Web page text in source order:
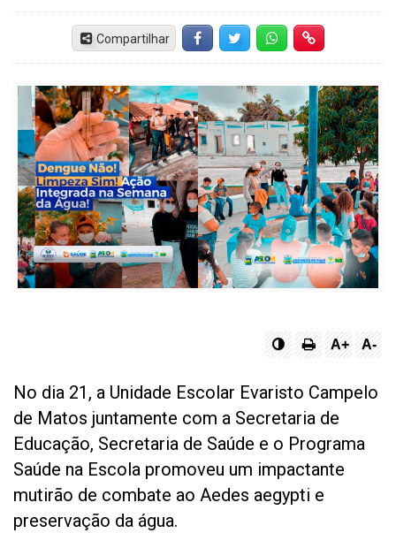
Compartilhar FacebookTwitter Whatsapp
A+ A-
No dia 21, a Unidade Escolar Evaristo Campelo
de Matos juntamente com a Secretaria de
Educação, Secretaria de Saúde e o Programa
Saúde na Escola promoveu um impactante
mutirão de combate ao Aedes aegypti e
preservação da água.